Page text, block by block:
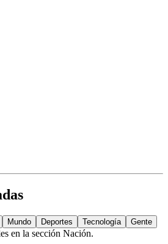
Mundo Deportes Tecnología Gente
en la sección Nación.